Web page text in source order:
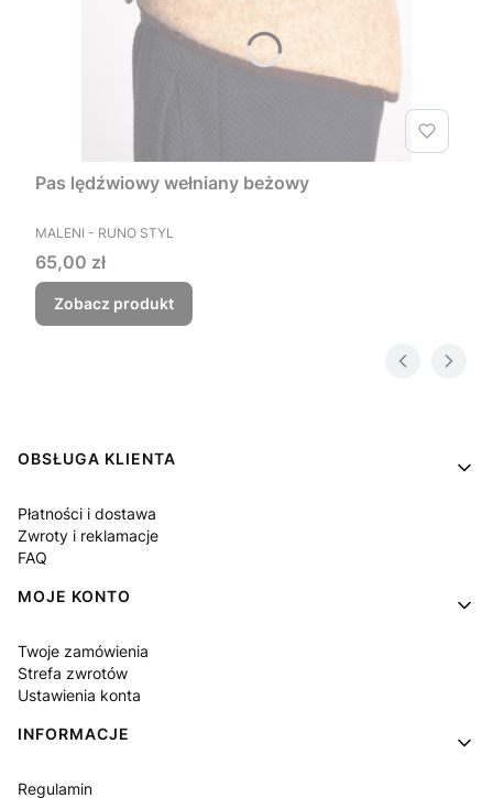
Pas lędźwiowy wełniany beżowy
PRODUCENT
MALENI - RUNO STYL
Cena
65,00 zł
Zobacz produkt
Linki w stopce
OBSŁUGA KLIENTA
Płatności i dostawa
Zwroty i reklamacje
FAQ
MOJE KONTO
Twoje zamówienia
Strefa zwrotów
Ustawienia konta
INFORMACJE
Regulamin